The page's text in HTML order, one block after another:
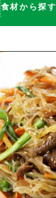
食材から探す